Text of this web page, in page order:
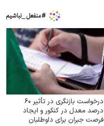
درخواست بازنگری در تأثیر ۶۰
درصد معدل در کنکور و ایجاد
فرصت جبران برای داوطلبان